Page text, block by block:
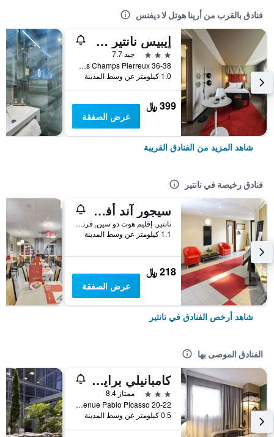
فنادق بالقرب من أرينا هوتل لا ديفنس
إيبيس نانتير لا ديفونس
3 نجوم
جيد 7.7
36-38 Avenue Des Champs Pierreux, نانتير, إقليم هوت دو سين, فرنسا
1.0 كيلومتر عن وسط المدينة
399 ﷼
عرض الصفقة
شاهد المزيد من الفنادق القريبة
فنادق رخيصة في نانتير
سيجور آند أفيير باريس-نانتير
نانتير, إقليم هوت دو سين, فرنسا
1.1 كيلومتر عن وسط المدينة
218 ﷼
عرض الصفقة
شاهد أرخص الفنادق في نانتير
الفنادق الموصى بها
كامبانيلي برايم - نانتير لا ديفينس
3 نجوم
ممتاز 8.4
20-22 Avenue Pablo Picasso, نانتير, إقليم هوت دو سين, فرنسا
0.5 كيلومتر عن وسط المدينة